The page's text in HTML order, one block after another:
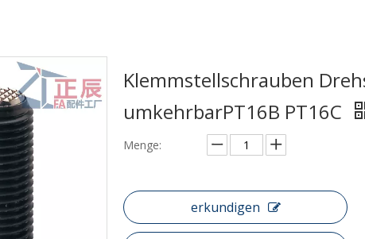
Klemmstellschrauben
umkehrbarPT16B PT16C
Menge:
erkundigen